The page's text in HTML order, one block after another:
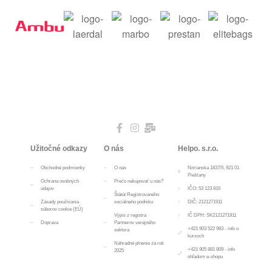
Užitočné odkazy
Obchodné podmienky
Ochrana osobných
údajov
Zásady používania
súborov cookie (EÚ)
Doprava
O nás
O nás
Prečo nakupovať u nás?
Štátút Registrovaného
sociálneho podniku
Výpis z registra
Partnerov verejného
sektora
Náhradné plnenie za rok
2025
Helpo. s.r.o.
Nitrianska 1837/5, 921 01
Piešťany
IČO: 53 123 816
DIČ: 2121271911
IČ DPH: SK2121271911
+421 903 522 983 - info o
kurzoch
+421 905 881 809 - info
ohľadom e-shopu